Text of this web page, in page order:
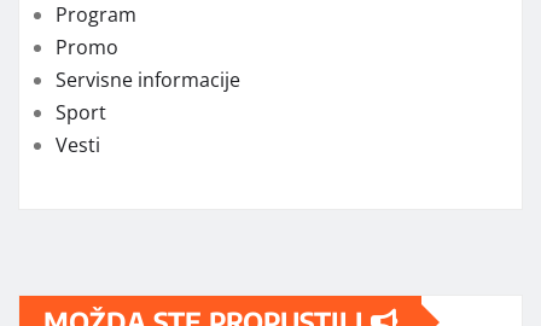
Program
Promo
Servisne informacije
Sport
Vesti